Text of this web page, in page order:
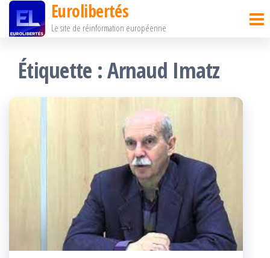
Passer
contenu
Eurolibertés
Le site de réinformation européenne
Étiquette :Arnaud Imatz